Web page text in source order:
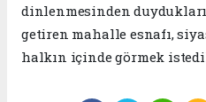
dinlenmesinden
getiren mahalle esnafı,
halkın içinde görmek